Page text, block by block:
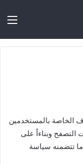
الخاصة بالمستخدمين
التصفح وبناءاً على
تتضمنه سياسة